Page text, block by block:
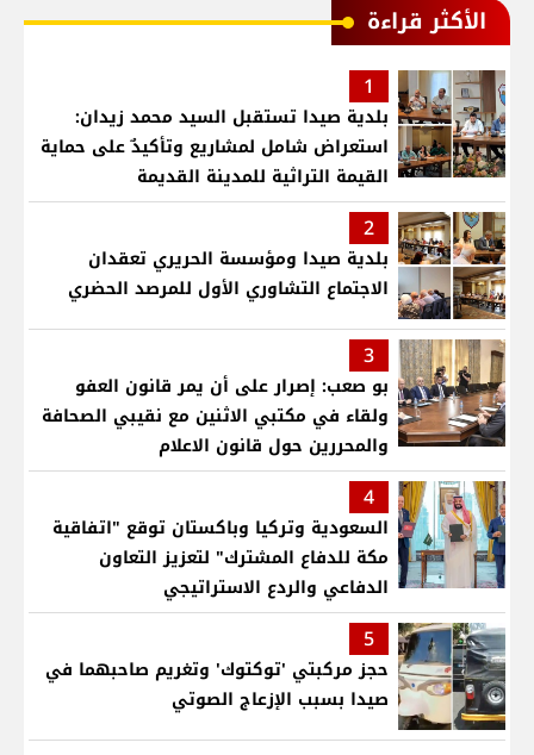
الأكثر قراءة
1
بلدية صيدا تستقبل السيد محمد زيدان:
استعراض شامل لمشاريع وتأكيدٌ على حماية
القيمة التراثية للمدينة القديمة
2
بلدية صيدا ومؤسسة الحريري تعقدان
الاجتماع التشاوري الأول للمرصد الحضري
3
بو صعب: إصرار على أن يمر قانون العفو
ولقاء في مكتبي الاثنين مع نقيبي الصحافة
والمحررين حول قانون الاعلام
4
السعودية وتركيا وباكستان توقع "اتفاقية
مكة للدفاع المشترك" لتعزيز التعاون
الدفاعي والردع الاستراتيجي
5
حجز مركبتي 'توكتوك' وتغريم صاحبهما في
صيدا بسبب الإزعاج الصوتي